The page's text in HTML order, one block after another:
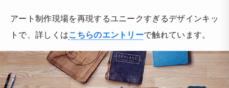
アート制作現場を再現するユニークすぎるデザインキッ
トで、詳しくはこちらのエントリーで触れています。